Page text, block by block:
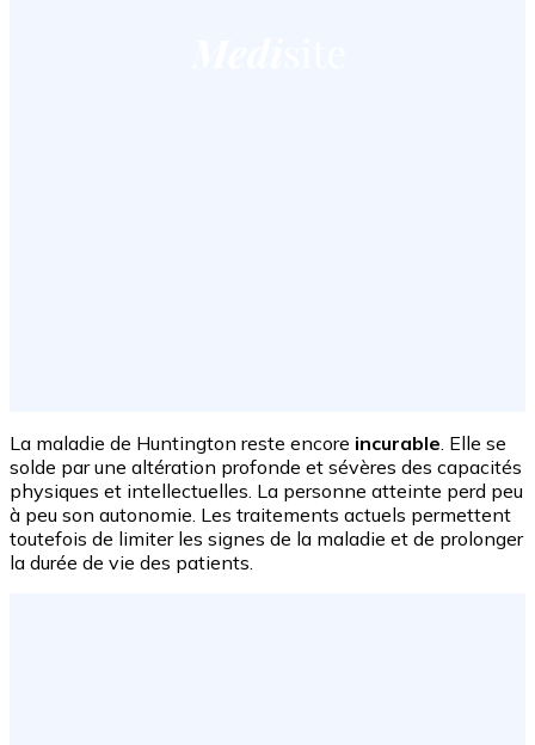
La maladie de Huntington reste encore incurable. Elle se
solde par une altération profonde et sévères des capacités
physiques et intellectuelles. La personne atteinte perd peu
à peu son autonomie. Les traitements actuels permettent
toutefois de limiter les signes de la maladie et de prolonger
la durée de vie des patients.